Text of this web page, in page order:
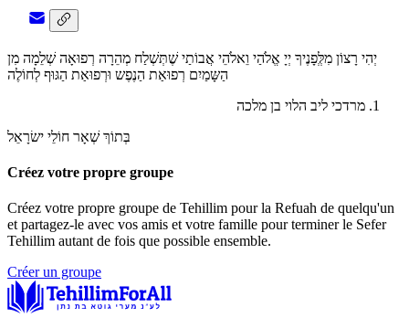
יְהִי רָצוֹן מִלְְּפָנֶיךָ יְיָ אֱלֹהַי וֵאלֹהֵי אֲבוֹתַי שֶׁתְּשְׁלַח מְהֵרָה רְפוּאָה שְׁלֵמָה מִן
הַשָּמַיִם רְפוּאַת הַנֶפֶש וּרְפוּאַת הַגּוּף לְחוֹלֶה
מרדכי ליב הלוי בן מלכה
בְּתוֹךְ שְׁאָר חוֹלֵי ישׂרָאֵל
Créez votre propre groupe
Créez votre propre groupe de Tehillim pour la Refuah de quelqu'un
et partagez-le avec vos amis et votre famille pour terminer le Sefer
Tehillim autant de fois que possible ensemble.
Créer un groupe